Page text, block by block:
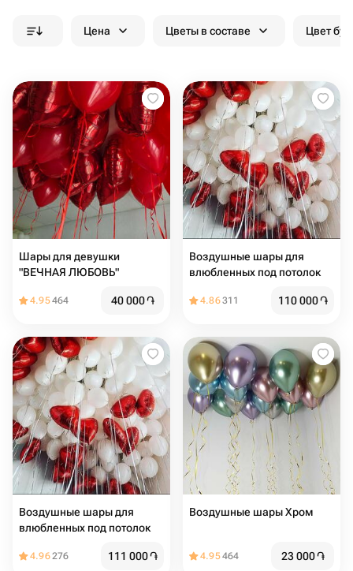
Цена Цветы в составе Цвет
Шары для девушки
"ВЕЧНАЯ ЛЮБОВЬ"
4.95464 40 000֏
Воздушные шары для
влюбленных под потолок
4.86311 110 000֏
Воздушные шары для
влюбленных под потолок
4.96276 111 000֏
Воздушные шары Хром
4.95464 23 000֏